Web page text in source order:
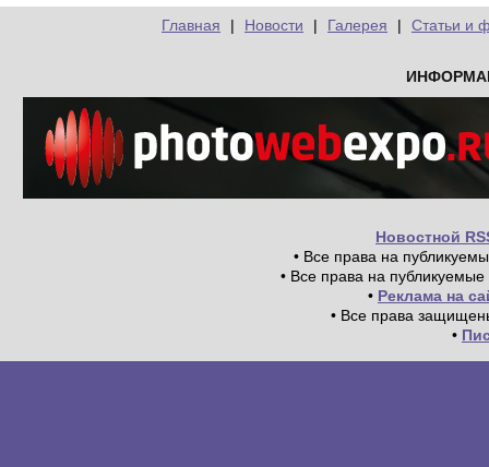
Главная | Новости | Галерея | Статьи и
Новостной
• Все права на
• Все права на
• Реклама на
• Все права
•